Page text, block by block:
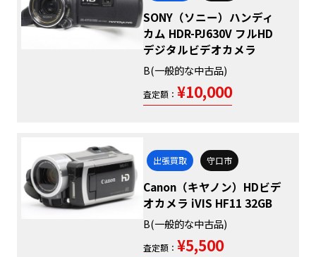
SONY（ソニー）ハンディ
カム HDR-PJ630V フルHD
デジタルビデオカメラ
B(一般的な中古品)
査定額： ¥10,000
出張買取 守口市
Canon（キヤノン）HDビデ
オカメラ iVIS HF11 32GB
B(一般的な中古品)
査定額： ¥5,500